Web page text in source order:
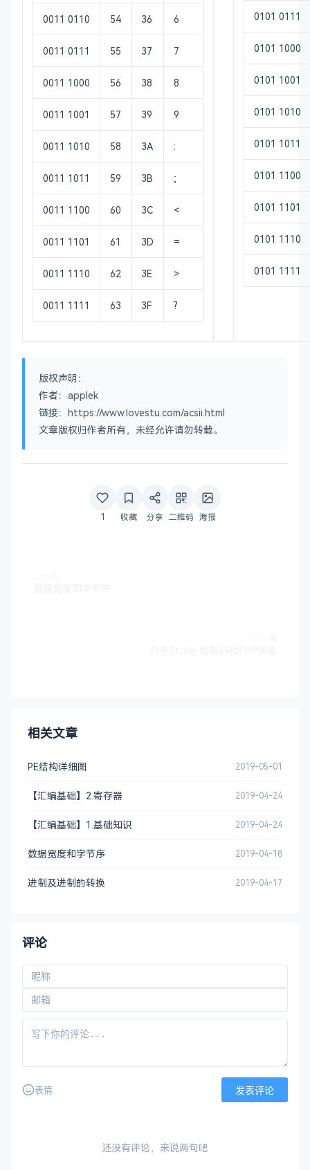
0011 0110 54 36 6
0011 0111 55 37 7
0011 1000 56 38 8
0011 1001 57 39 9
0011 1010 58 3A :
0011 1011 59 3B ;
0011 1100 60 3C <
0011 1101 61 3D =
0011 1110 62 3E >
0011 1111 63 3F ?
0101 0111
0101 1000
0101 1001
0101 1010
0101 1011
0101 1100
0101 1101
0101 1110
0101 1111
版权声明：
作者：applek
链接：https://www.lovestu.com/acsii.html
文章版权归作者所有，未经允许请勿转载。
1 收藏 分享 二维码 海报
相关文章
PE结构详细图 2019-05-01
【汇编基础】2.寄存器 2019-04-24
【汇编基础】1.基础知识 2019-04-24
数据宽度和字节序 2019-04-18
进制及进制的转换 2019-04-17
评论
表情 发表评论
还没有评论，来说两句吧